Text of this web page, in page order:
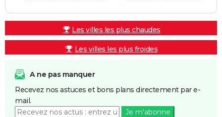
Les villes les plus chaudes
Les villes les plus froides
A ne pas manquer
Recevez nos astuces et bons plans directement par e-
mail.
Je m'abonne